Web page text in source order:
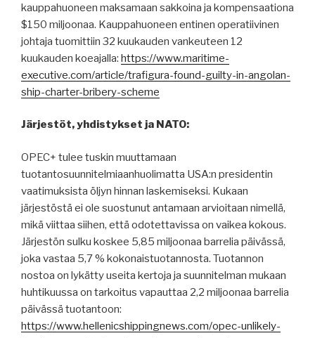
kauppahuoneen maksamaan sakkoina ja kompensaationa
$150 miljoonaa. Kauppahuoneen entinen operatiivinen
johtaja tuomittiin 32 kuukauden vankeuteen 12
kuukauden koeajalla: https://www.maritime-
executive.com/article/trafigura-found-guilty-in-angolan-
ship-charter-bribery-scheme
Järjestöt, yhdistykset ja NATO:
OPEC+ tulee tuskin muuttamaan
tuotantosuunnitelmiaanhuolimatta USA:n presidentin
vaatimuksista öljyn hinnan laskemiseksi. Kukaan
järjestöstä ei ole suostunut antamaan arvioitaan nimellä,
mikä viittaa siihen, että odotettavissa on vaikea kokous.
Järjestön sulku koskee 5,85 miljoonaa barrelia päivässä,
joka vastaa 5,7 % kokonaistuotannosta. Tuotannon
nostoa on lykätty useita kertoja ja suunnitelman mukaan
huhtikuussa on tarkoitus vapauttaa 2,2 miljoonaa barrelia
päivässä tuotantoon:
https://www.hellenicshippingnews.com/opec-unlikely-